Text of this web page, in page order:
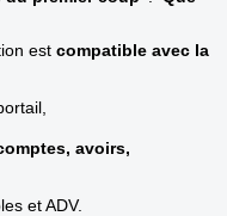
est compatible avec la
avoirs,
et ADV.